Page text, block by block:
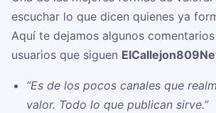
escuchar lo que dicen quienes ya
Aquí te dejamos algunos
usuarios que siguen
“Es de los pocos canales que
valor. Todo lo que publican sirve.”